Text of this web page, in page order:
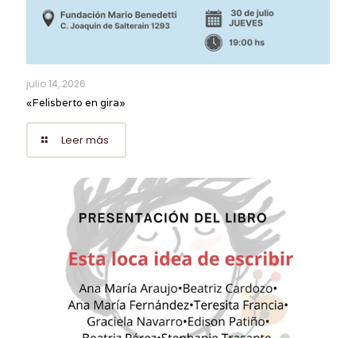
julio 14, 2026
«Felisberto en gira»
Leer más